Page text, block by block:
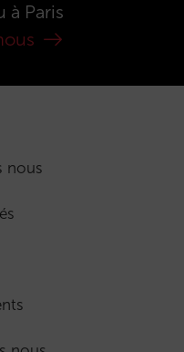
à Paris
nous